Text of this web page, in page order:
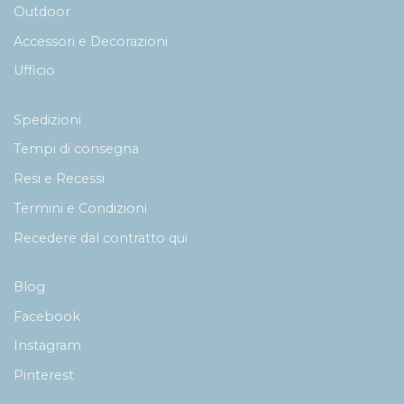
Outdoor
Accessori e Decorazioni
Ufficio
Spedizioni
Tempi di consegna
Resi e Recessi
Termini e Condizioni
Recedere dal contratto qui
Blog
Facebook
Instagram
Pinterest